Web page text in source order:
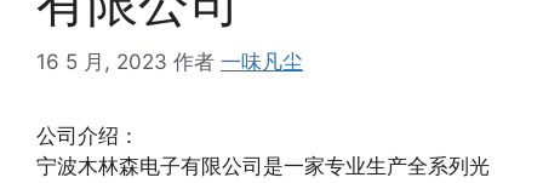
16 5 月, 2023 作者 一味凡尘
公司介绍：
宁波木林森电子有限公司是一家专业生产全系列光